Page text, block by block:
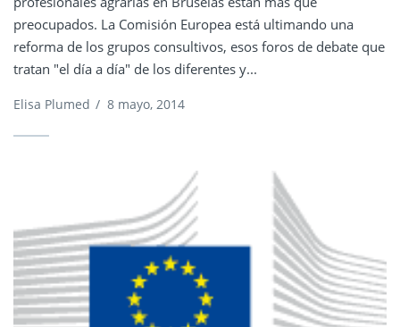
preocupados. La Comisión Europea está ultimando una
reforma de los grupos consultivos, esos foros de debate que
tratan "el día a día" de los diferentes y...
Elisa Plumed / 8 mayo, 2014